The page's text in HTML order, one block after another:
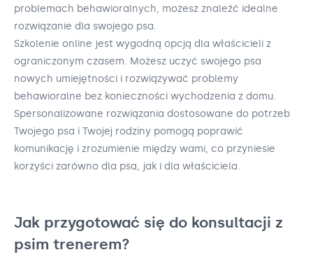
problemach behawioralnych, możesz znaleźć idealne
rozwiązanie dla swojego psa.
Szkolenie online jest wygodną opcją dla właścicieli z
ograniczonym czasem. Możesz uczyć swojego psa
nowych umiejętności i rozwiązywać problemy
behawioralne bez konieczności wychodzenia z domu.
Spersonalizowane rozwiązania dostosowane do potrzeb
Twojego psa i Twojej rodziny pomogą poprawić
komunikację i zrozumienie między wami, co przyniesie
korzyści zarówno dla psa, jak i dla właściciela.
Jak przygotować się do konsultacji z
psim trenerem?